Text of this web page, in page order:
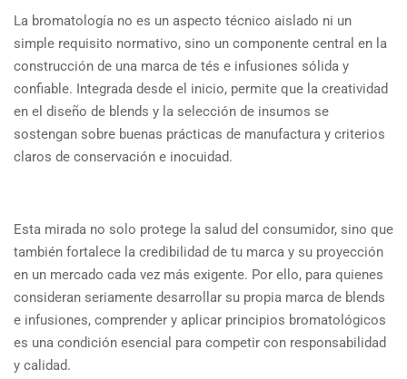
La bromatología no es un aspecto técnico aislado ni un
simple requisito normativo, sino un componente central en la
construcción de una marca de tés e infusiones sólida y
confiable. Integrada desde el inicio, permite que la creatividad
en el diseño de blends y la selección de insumos se
sostengan sobre buenas prácticas de manufactura y criterios
claros de conservación e inocuidad.
Esta mirada no solo protege la salud del consumidor, sino que
también fortalece la credibilidad de tu marca y su proyección
en un mercado cada vez más exigente. Por ello, para quienes
consideran seriamente desarrollar su propia marca de blends
e infusiones, comprender y aplicar principios bromatológicos
es una condición esencial para competir con responsabilidad
y calidad.